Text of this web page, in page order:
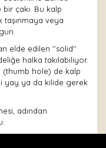
çakı. Bu kalp
taşınmaya veya
elde edilen ''solid''
halka takılabiliyor.
(thumb hole) de kalp
yay ya da kilide gerek
adından